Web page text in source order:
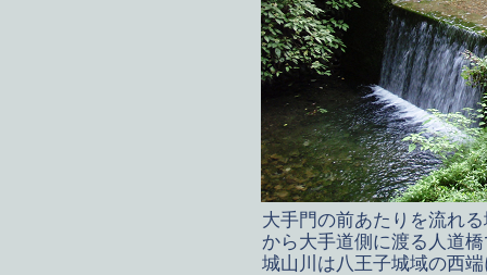
大手門の前あたりを流れ
から大手道側に渡る人道
城山川は八王子城域の西